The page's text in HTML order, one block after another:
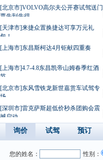
[北京市]VOLVO高尔夫公开赛试驾送门
票先到先得
[天津市]来捷众置换捷达可享万元礼
包！
[上海市]东昌斯柯达4月钜献四重奏
[上海市]4.7-4.8东昌凯帝山姆春季红酒
节
[北京市]东风雪铁龙新世嘉赏车试驾专
场
[深圳市]雷克萨斯超低价秒杀团购会震
撼启动
询价 试驾 预订
您的姓名： 性别：